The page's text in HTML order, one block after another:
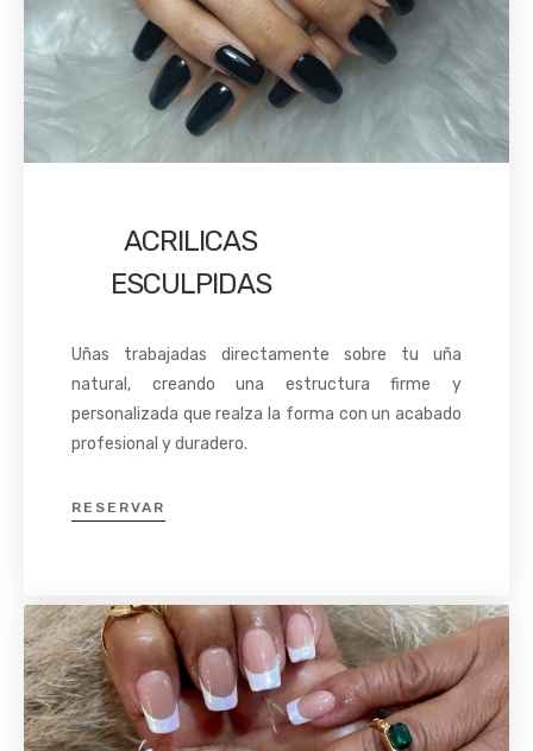
ACRILICAS
ESCULPIDAS
Uñas trabajadas directamente sobre tu uña
natural, creando una estructura firme y
personalizada que realza la forma con un acabado
profesional y duradero.
RESERVAR